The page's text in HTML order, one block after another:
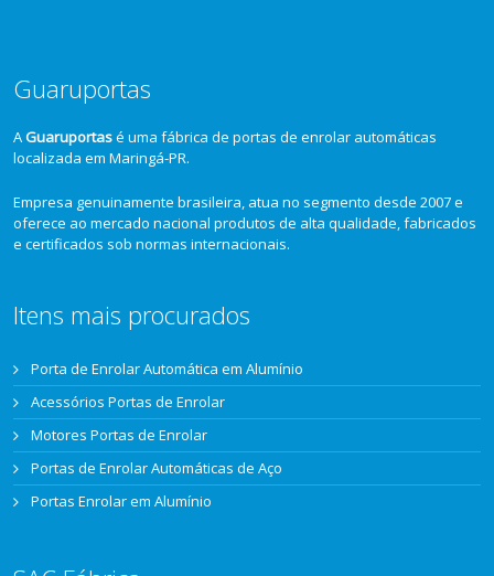
Guaruportas
AGuaruportasé uma fábrica de portas de enrolar automáticas
localizada em Maringá-PR.
Empresa genuinamente brasileira, atua no segmento desde 2007 e
oferece ao mercado nacional produtos de alta qualidade, fabricados
e certificados sob normas internacionais.
Itens mais procurados
Porta de Enrolar Automática em Alumínio
Acessórios Portas de Enrolar
Motores Portas de Enrolar
Portas de Enrolar Automáticas de Aço
Portas Enrolar em Alumínio